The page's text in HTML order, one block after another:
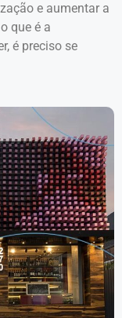
e aumentar a
que é a
é preciso se